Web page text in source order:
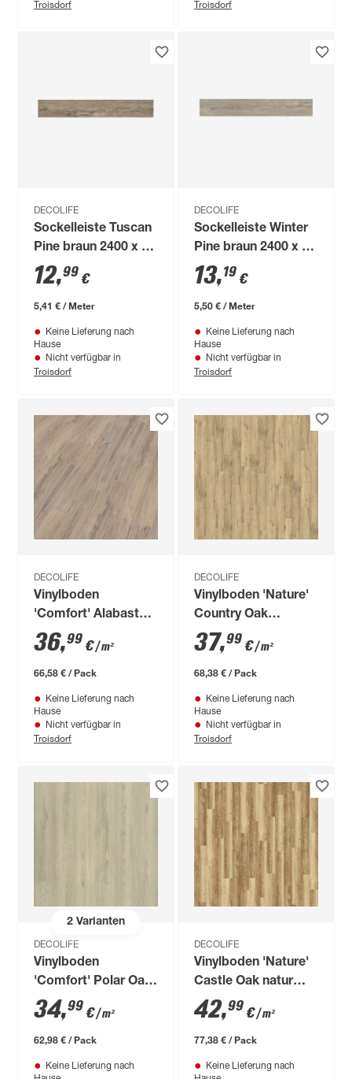
Troisdorf Troisdorf
DECOLIFE
Sockelleiste Tuscan
Pine braun 2400 x 60
x 15 mm
12,99 €
5,41 € / Meter
Keine Lieferung nach
Hause
Nicht verfügbar in
Troisdorf
DECOLIFE
Sockelleiste Winter
Pine braun 2400 x 60
x 15 mm
13,19 €
5,50 € / Meter
Keine Lieferung nach
Hause
Nicht verfügbar in
Troisdorf
DECOLIFE
Vinylboden
'Comfort' Alabaster
Oak graubraun 10,5
mm
36,99 €/ m²
66,58 € / Pack
Keine Lieferung nach
Hause
Nicht verfügbar in
Troisdorf
DECOLIFE
Vinylboden 'Nature'
Country Oak
naturbraun 10,5 mm
37,99 €/ m²
68,38 € / Pack
Keine Lieferung nach
Hause
Nicht verfügbar in
Troisdorf
2Varianten
DECOLIFE
Vinylboden
'Comfort' Polar Oak
beige, grau 10,5 mm
34,99 €/ m²
62,98 € / Pack
Keine Lieferung nach
DECOLIFE
Vinylboden 'Nature'
Castle Oak natur
10,5 mm
42,99 €/ m²
77,38 € / Pack
Keine Lieferung nach